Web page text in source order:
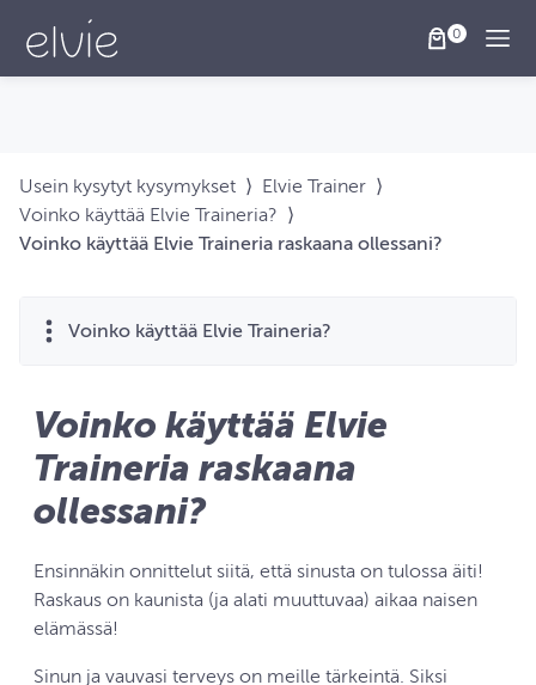
Usein kysytyt kysymykset ⟩ Elvie Trainer ⟩
Voinko käyttää Elvie Traineria? ⟩
Voinko käyttää Elvie Traineria raskaana ollessani?
Voinko käyttää Elvie Traineria?
Voinko käyttää Elvie
Traineria raskaana
ollessani?
Ensinnäkin onnittelut siitä, että sinusta on tulossa äiti!
Raskaus on kaunista (ja alati muuttuvaa) aikaa naisen
elämässä!
Sinun ja vauvasi terveys on meille tärkeintä. Siksi